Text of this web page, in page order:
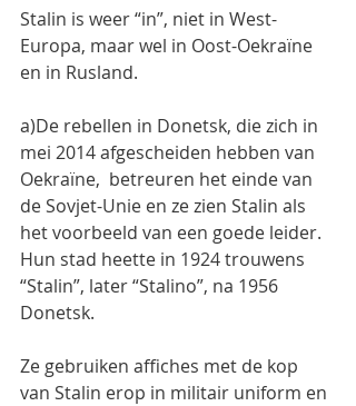
Stalin is weer “in”, niet in West-
Europa, maar wel in Oost-Oekraïne
en in Rusland.
a)De rebellen in Donetsk, die zich in
mei 2014 afgescheiden hebben van
Oekraïne,  betreuren het einde van
de Sovjet-Unie en ze zien Stalin als
het voorbeeld van een goede leider.
Hun stad heette in 1924 trouwens
“Stalin”, later “Stalino”, na 1956
Donetsk.
Ze gebruiken affiches met de kop
van Stalin erop in militair uniform en